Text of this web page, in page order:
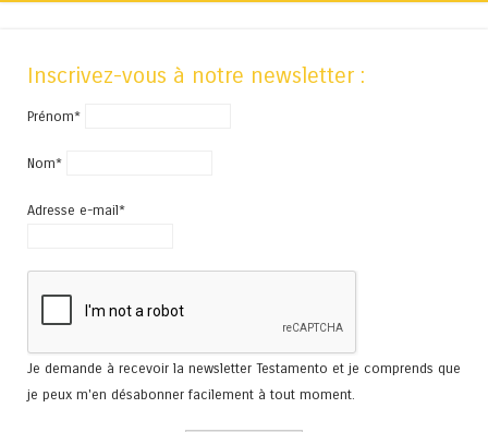
Inscrivez-vous à notre newsletter :
Prénom*
Nom*
Adresse e-mail*
Je demande à recevoir la newsletter Testamento et je comprends que
je peux m'en désabonner facilement à tout moment.